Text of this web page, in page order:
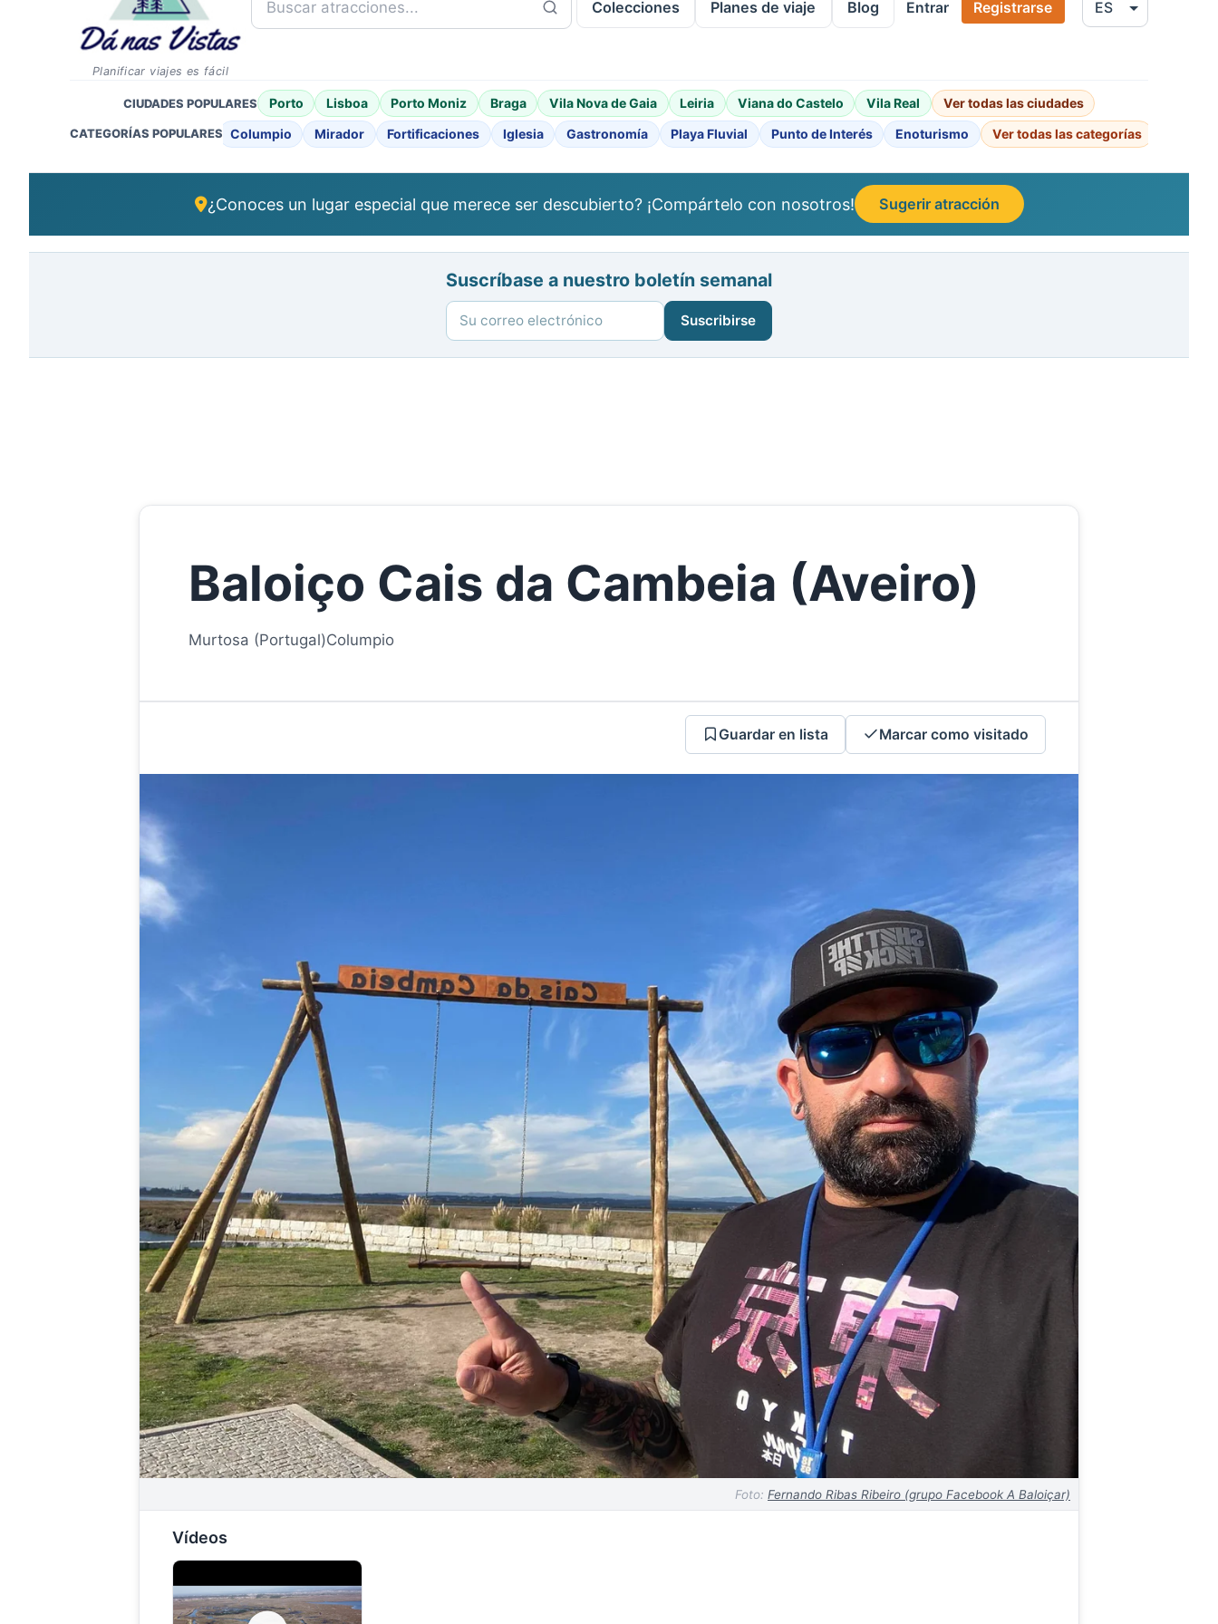
Planificar viajes es fácil
Colecciones Planes de viaje Blog Entrar Registrarse
CIUDADES POPULARES Porto Lisboa Porto Moniz Braga Vila Nova de Gaia Leiria Viana do Castelo Vila Real Ver todas las ciudades
CATEGORÍAS POPULARES Columpio Mirador Fortificaciones Iglesia Gastronomía Playa Fluvial Punto de Interés Enoturismo Ver todas las categorías
¿Conoces un lugar especial que merece ser descubierto? ¡Compártelo con nosotros! Sugerir atracción
Suscríbase a nuestro boletín semanal
Suscribirse
Baloiço Cais da Cambeia (Aveiro)
Murtosa (Portugal)Columpio
Guardar en lista Marcar como visitado
Foto: Fernando Ribas Ribeiro (grupo Facebook A Baloiçar)
Vídeos
×